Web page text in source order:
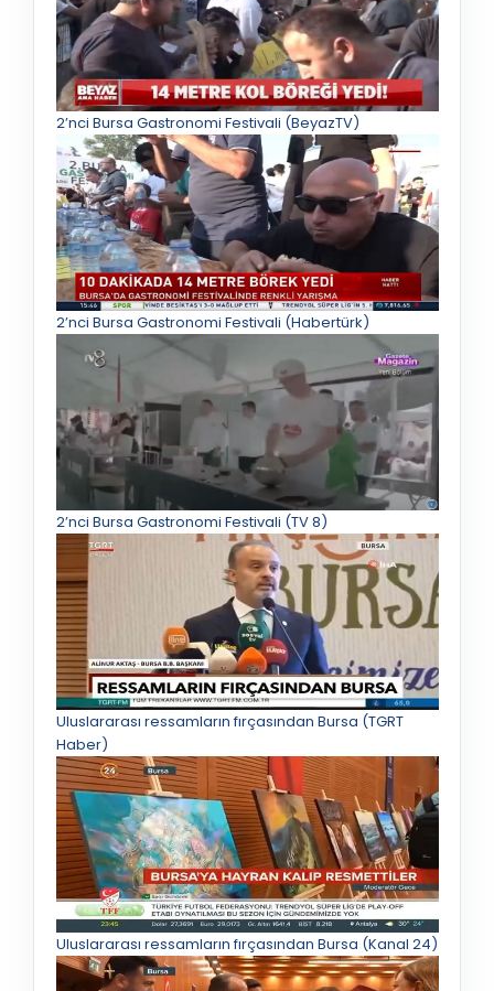
2’nci Bursa Gastronomi Festivali (BeyazTV)
2’nci Bursa Gastronomi Festivali (Habertürk)
2’nci Bursa Gastronomi Festivali (TV 8)
Uluslararası ressamların fırçasından Bursa (TGRT
Haber)
Uluslararası ressamların fırçasından Bursa (Kanal 24)